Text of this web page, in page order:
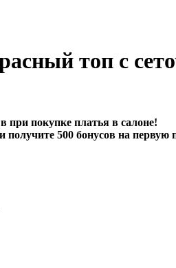
топ с
при покупке платья в салоне!
и получите 500 бонусов на первую